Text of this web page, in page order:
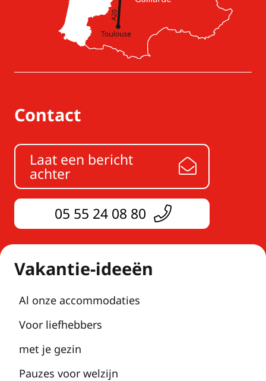
Contact
Laat een bericht
achter
05 55 24 08 80
Vakantie-ideeën
Al onze accommodaties
Voor liefhebbers
met je gezin
Pauzes voor welzijn